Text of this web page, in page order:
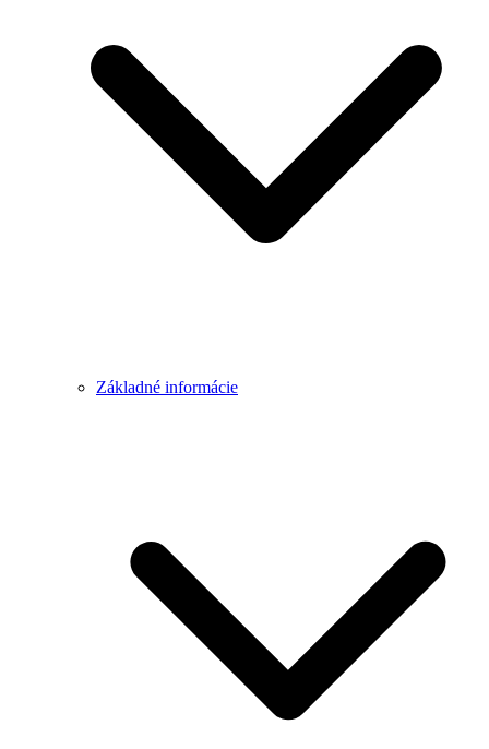
Základné informácie